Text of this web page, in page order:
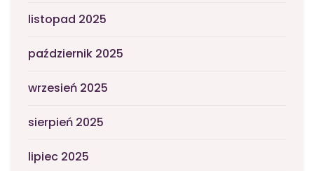
listopad 2025
październik 2025
wrzesień 2025
sierpień 2025
lipiec 2025